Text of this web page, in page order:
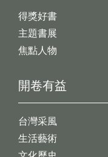
開卷有益
台灣采風
生活藝術
得獎好書
主題書展
焦點人物